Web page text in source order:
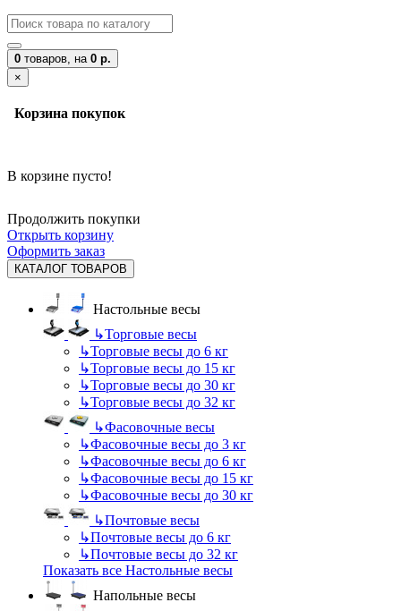
0 товаров, на 0 р.
×
Корзина покупок
В корзине пусто!
Продолжить покупки
Открыть корзину
Оформить заказ
КАТАЛОГ ТОВАРОВ
Настольные весы
↳Торговые весы
↳Торговые весы до 6 кг
↳Торговые весы до 15 кг
↳Торговые весы до 30 кг
↳Торговые весы до 32 кг
↳Фасовочные весы
↳Фасовочные весы до 3 кг
↳Фасовочные весы до 6 кг
↳Фасовочные весы до 15 кг
↳Фасовочные весы до 30 кг
↳Почтовые весы
↳Почтовые весы до 6 кг
↳Почтовые весы до 32 кг
Показать все Настольные весы
Напольные весы